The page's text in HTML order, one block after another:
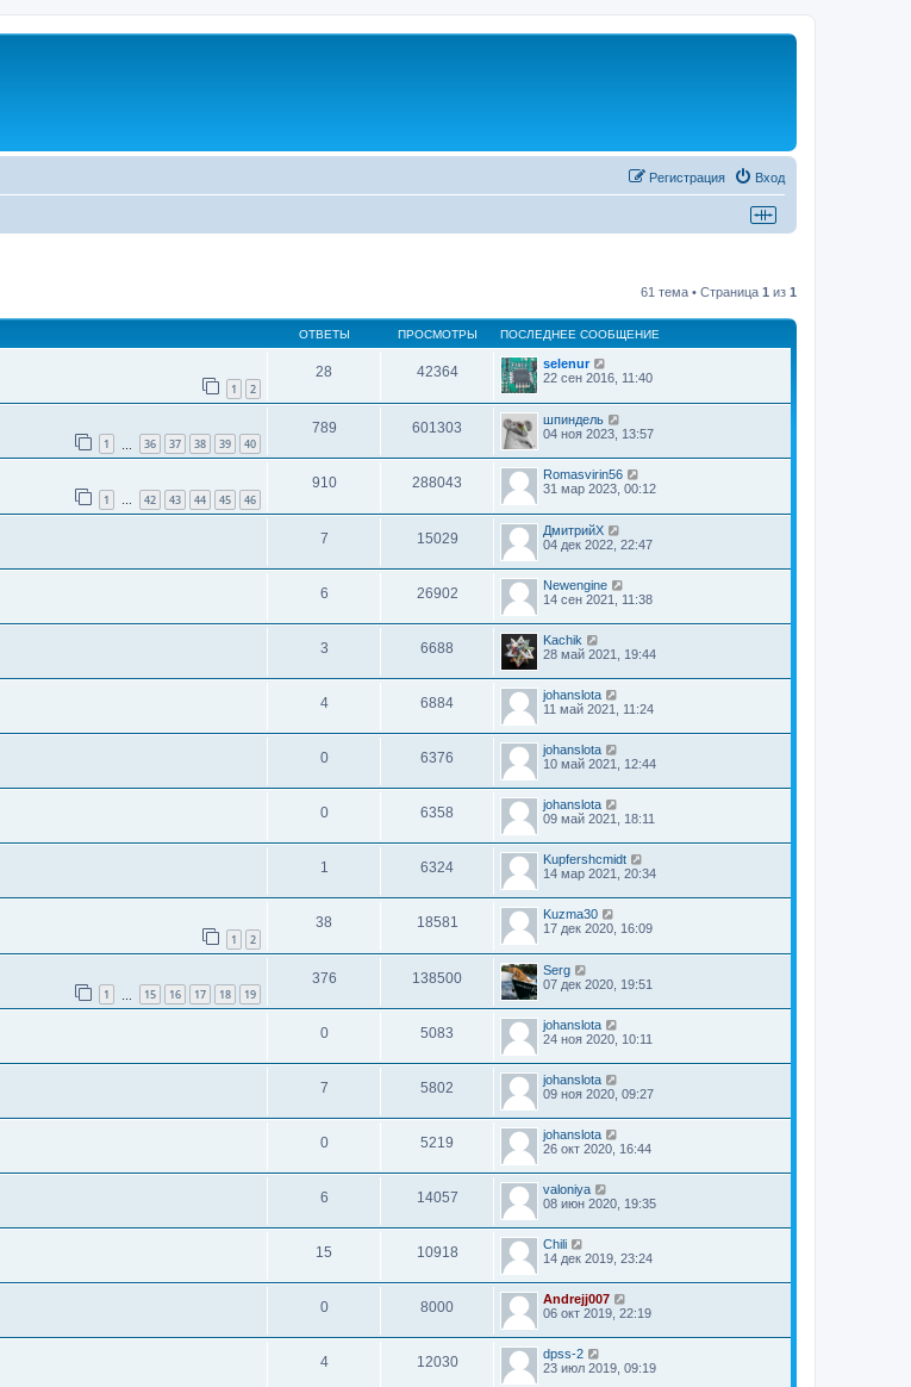
Вход
Регистрация
61 тема • Страница 1 из 1
ОТВЕТЫ ПРОСМОТРЫ ПОСЛЕДНЕЕ СООБЩЕНИЕ
1 2
28 42364
selenur
22 сен 2016, 11:40
1 36 37 38 39 40
789 601303
шпиндель
04 ноя 2023, 13:57
1 … 42 43 44 45 46
910 288043
Romasvirin56
31 мар 2023, 00:12
7 15029
ДмитрийХ
04 дек 2022, 22:47
6 26902
Newengine
14 сен 2021, 11:38
3 6688
Kachik
28 май 2021, 19:44
4 6884
johanslota
11 май 2021, 11:24
0 6376
johanslota
10 май 2021, 12:44
0 6358
johanslota
09 май 2021, 18:11
1 6324
Kupfershcmidt
14 мар 2021, 20:34
1 2
38 18581
Kuzma30
17 дек 2020, 16:09
1 15 16 17 18 19
376 138500
Serg
07 дек 2020, 19:51
0 5083
johanslota
24 ноя 2020, 10:11
7 5802
johanslota
09 ноя 2020, 09:27
0 5219
johanslota
26 окт 2020, 16:44
6 14057
valoniya
08 июн 2020, 19:35
15 10918
Chili
14 дек 2019, 23:24
0 8000
Andrejj007
06 окт 2019, 22:19
4 12030
dpss-2
23 июл 2019, 09:19